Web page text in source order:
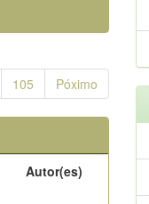
105 Póximo
Autor(es)